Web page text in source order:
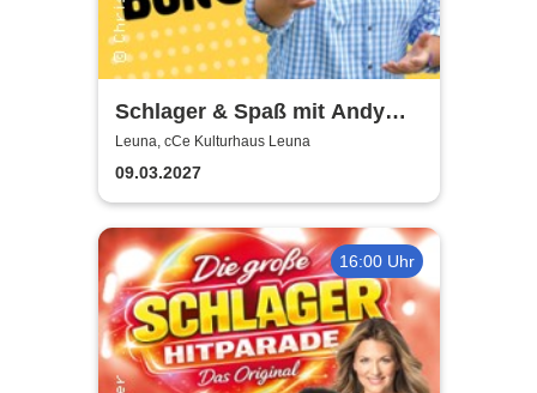
Schlager & Spaß mit Andy
Borg und Gästen
Leuna, cCe Kulturhaus Leuna
09.03.2027
16:00 Uhr